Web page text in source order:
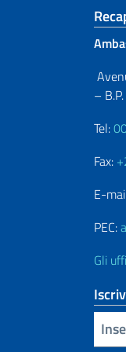
–
Tel:
Fax:
E-
PEC:
Gli
Inserisci la tua email